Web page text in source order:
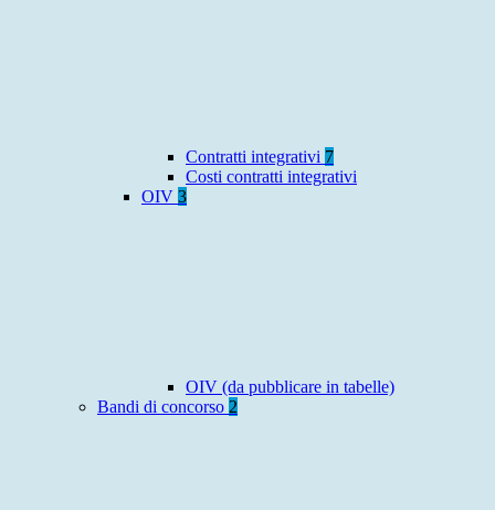
Contratti integrativi 7
Costi contratti integrativi
OIV 3
OIV (da pubblicare in tabelle)
Bandi di concorso 2